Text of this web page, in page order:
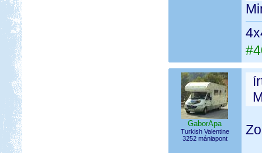
GaborApa
Turkish Valentine
3252 mániapont